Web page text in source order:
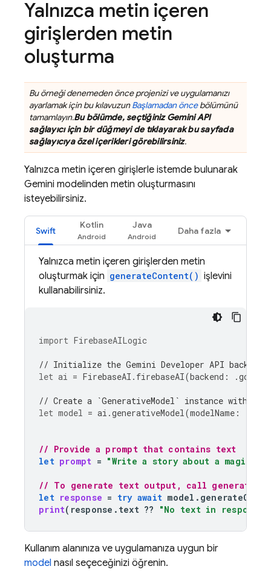
Yalnızca metin içeren
girişlerden metin
oluşturma
Bu örneği denemeden önce projenizi ve uygulamanızı
ayarlamak için bu kılavuzunBaşlamadan öncebölümünü
tamamlayın.Bu bölümde, seçtiğinizGemini API
sağlayıcı için bir düğmeyi de tıklayarak bu sayfada
sağlayıcıya özel içerikleri görebilirsiniz.
Yalnızca metin içeren girişlerle istemde bulunarak
Gemini modelinden metin oluşturmasını
isteyebilirsiniz.
Swift
Kotlin Java
Daha fazla
Yalnızca metin içeren girişlerden metin
oluşturmak için generateContent() işlevini
kullanabilirsiniz.
import FirebaseAILogic
// Initialize the Gemini Developer API backend
let ai = FirebaseAI . firebaseAI(backend : .
// Create a `GenerativeModel` instance with a
let model = ai .generativeModel(modelName :
// Provide a prompt that contains text
let prompt = "Write a story about a magic
// To generate text output, call
let response = try await model .
print( response . text ?? "No text in
Kullanım alanınıza ve uygulamanıza uygun bir
model nasıl seçeceğinizi öğrenin.